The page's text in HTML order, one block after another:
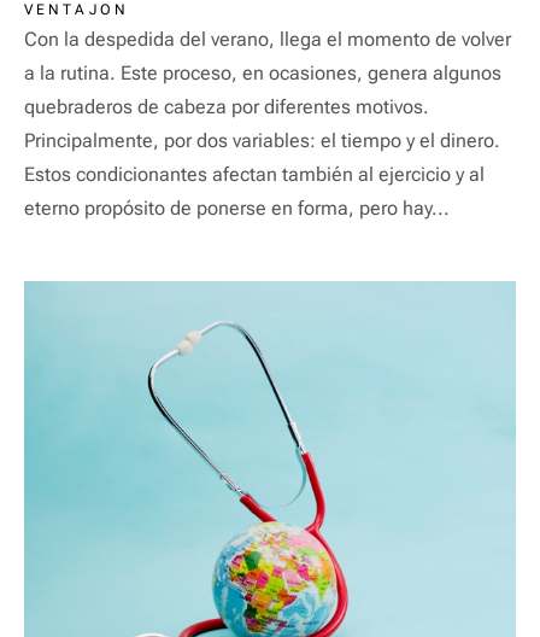
VENTAJON
Con la despedida del verano, llega el momento de volver
a la rutina. Este proceso, en ocasiones, genera algunos
quebraderos de cabeza por diferentes motivos.
Principalmente, por dos variables: el tiempo y el dinero.
Estos condicionantes afectan también al ejercicio y al
eterno propósito de ponerse en forma, pero hay...